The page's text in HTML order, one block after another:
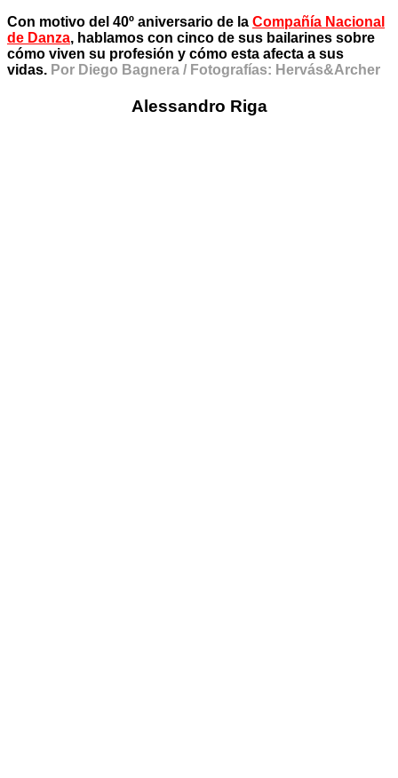
Con motivo del 40º aniversario de la Compañía Nacional
de Danza, hablamos con cinco de sus bailarines sobre
cómo viven su profesión y cómo esta afecta a sus
vidas. Por Diego Bagnera / Fotografías: Hervás&Archer
Alessandro Riga